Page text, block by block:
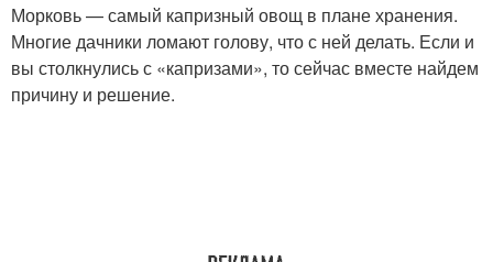
Морковь — самый капризный овощ в плане хранения.
Многие дачники ломают голову, что с ней делать. Если и
вы столкнулись с «капризами», то сейчас вместе найдем
причину и решение.